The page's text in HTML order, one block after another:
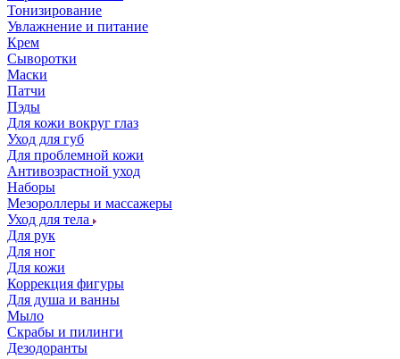
Тонизирование
Увлажнение и питание
Крем
Сыворотки
Маски
Патчи
Пэды
Для кожи вокруг глаз
Уход для губ
Для проблемной кожи
Антивозрастной уход
Наборы
Мезороллеры и массажеры
Уход для тела
Для рук
Для ног
Для кожи
Коррекция фигуры
Для душа и ванны
Мыло
Скрабы и пилинги
Дезодоранты